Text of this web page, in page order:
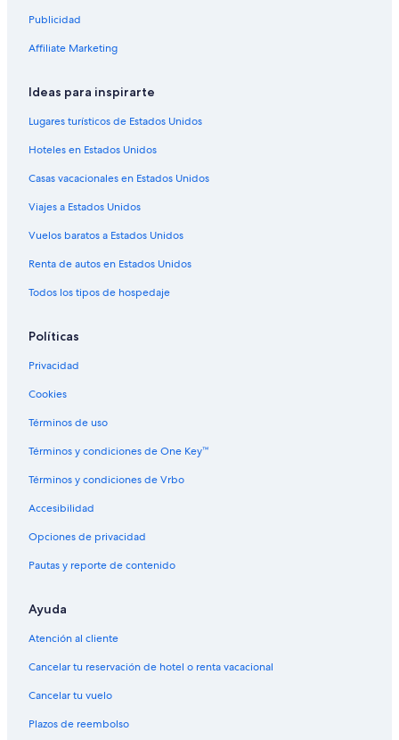
Publicidad
Affiliate Marketing
Ideas para inspirarte
Lugares turísticos de Estados Unidos
Hoteles en Estados Unidos
Casas vacacionales en Estados Unidos
Viajes a Estados Unidos
Vuelos baratos a Estados Unidos
Renta de autos en Estados Unidos
Todos los tipos de hospedaje
Políticas
Privacidad
Cookies
Términos de uso
Términos y condiciones de One Key™
Términos y condiciones de Vrbo
Accesibilidad
Opciones de privacidad
Pautas y reporte de contenido
Ayuda
Atención al cliente
Cancelar tu reservación de hotel o renta vacacional
Cancelar tu vuelo
Plazos de reembolso